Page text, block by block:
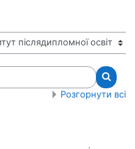
Пошук
Розгорнути всі